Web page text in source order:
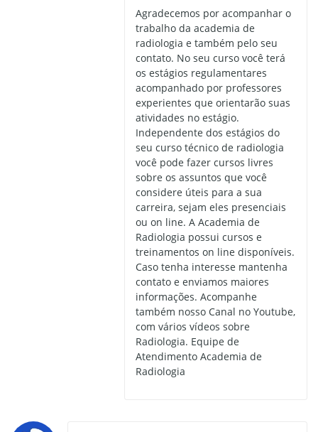
Agradecemos por acompanhar o
trabalho da academia de
radiologia e também pelo seu
contato. No seu curso você terá
os estágios regulamentares
acompanhado por professores
experientes que orientarão suas
atividades no estágio.
Independente dos estágios do
seu curso técnico de radiologia
você pode fazer cursos livres
sobre os assuntos que você
considere úteis para a sua
carreira, sejam eles presenciais
ou on line. A Academia de
Radiologia possui cursos e
treinamentos on line disponíveis.
Caso tenha interesse mantenha
contato e enviamos maiores
informações. Acompanhe
também nosso Canal no Youtube,
com vários vídeos sobre
Radiologia. Equipe de
Atendimento Academia de
Radiologia